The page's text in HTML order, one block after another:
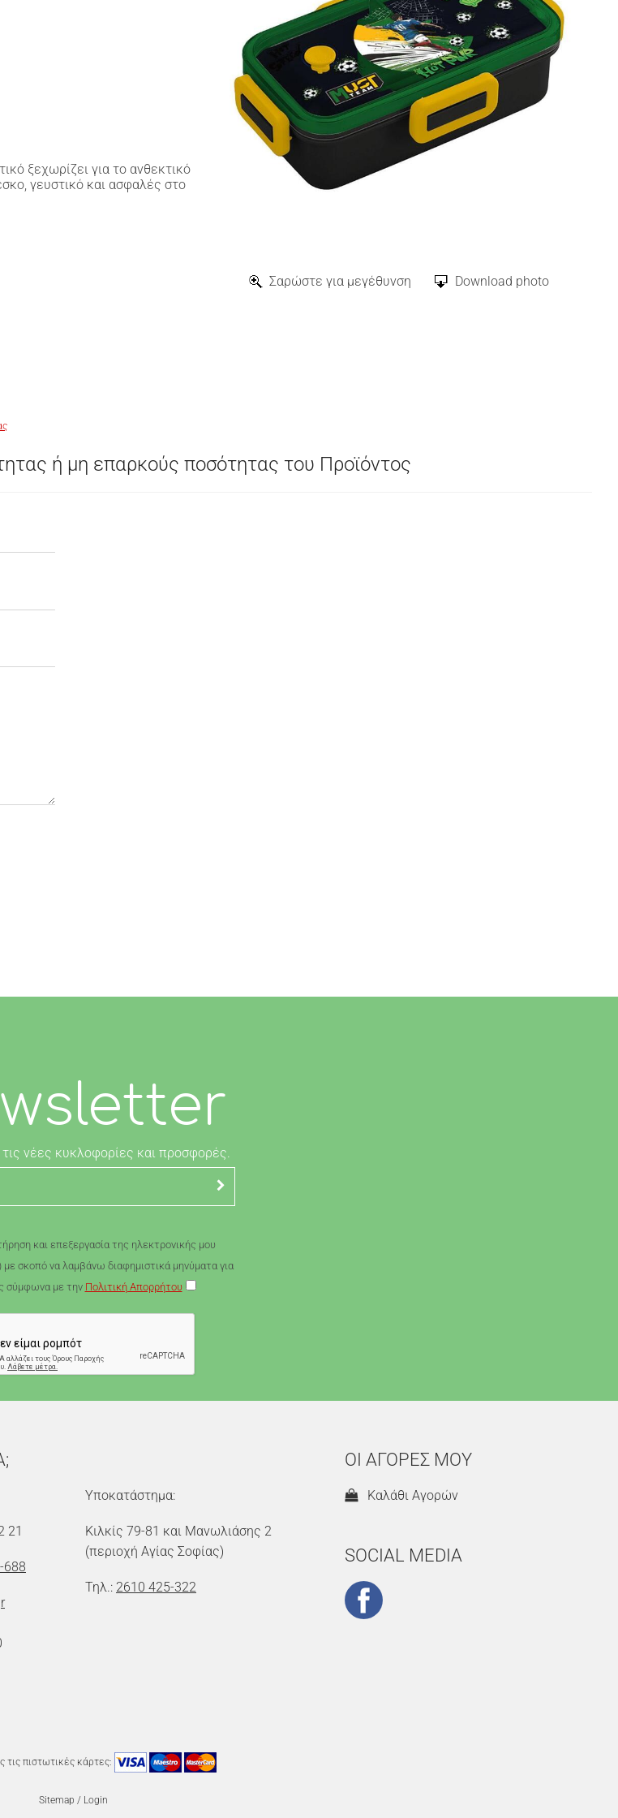
Σαρώστε για μεγέθυνση Download photo
ξεχωρίζει για το ανθεκτικό
γευστικό και ασφαλές στο
ή μη επαρκούς ποσότητας του Προϊόντος
νέες κυκλοφορίες και προσφορές.
και επεξεργασία της ηλεκτρονικής μου
σκοπό να λαμβάνω διαφημιστικά μηνύματα για
σύμφωνα με την Πολιτική Απορρήτου
21
688
Υποκατάστημα:
Κιλκίς 79-81 και Μανωλιάσης 2
(περιοχή Αγίας Σοφίας)
Τηλ.: 2610 425-322
ΟΙ ΑΓΟΡΕΣ ΜΟΥ
Καλάθι Αγορών
SOCIAL MEDIA
τις πιστωτικές κάρτες:
Sitemap / Login